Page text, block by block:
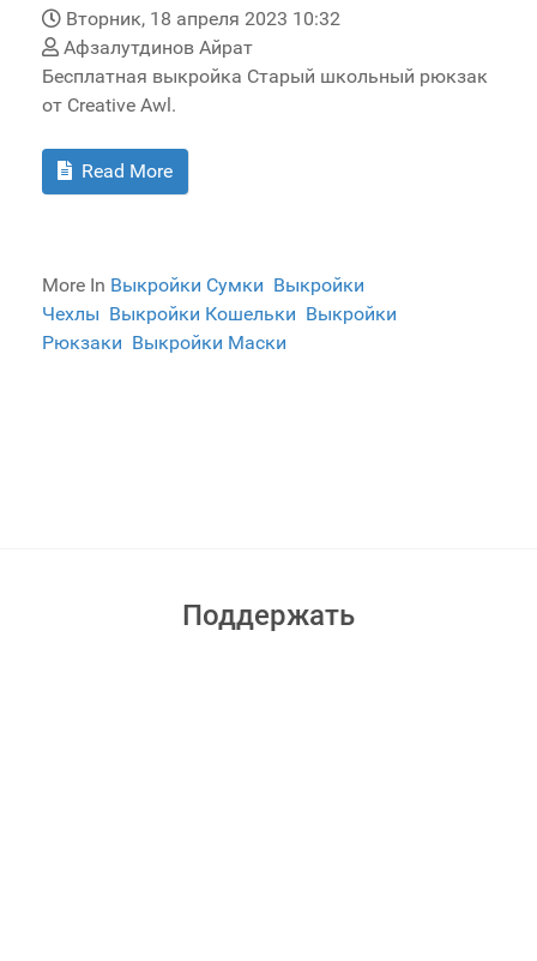
Вторник, 18 апреля 2023 10:32
Афзалутдинов Айрат
Бесплатная выкройка Старый школьный рюкзак
от Creative Awl.
Read More
More In Выкройки Сумки Выкройки
Чехлы Выкройки Кошельки Выкройки
Рюкзаки Выкройки Маски
Поддержать